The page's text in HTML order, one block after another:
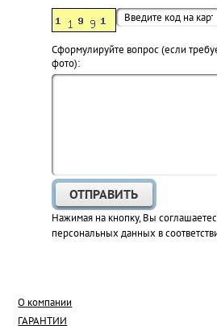
Cформулируйте вопрос (если
фото):
Нажимая на кнопку, Вы
персональных данных в
О компании
ГАРАНТИИ